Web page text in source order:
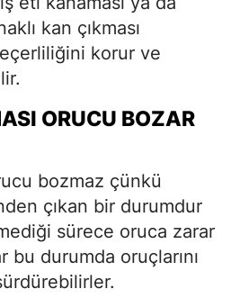
kan çıkması
korur ve
ORUCU BOZAR
bozmaz çünkü
çıkan bir durumdur
sürece oruca zarar
bu durumda oruçlarını